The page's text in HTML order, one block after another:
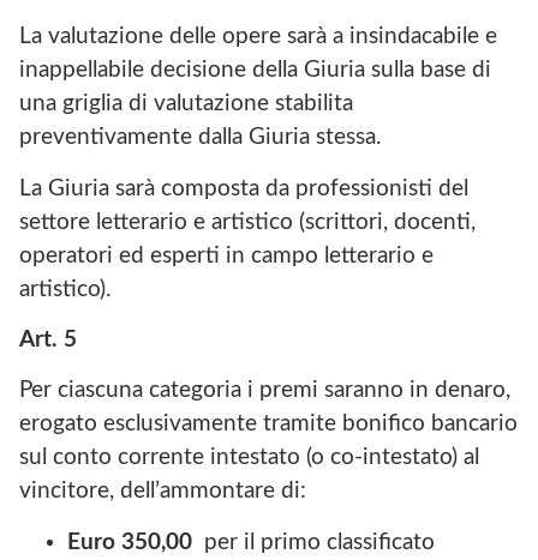
La valutazione delle opere sarà a insindacabile e
inappellabile decisione della Giuria sulla base di
una griglia di valutazione stabilita
preventivamente dalla Giuria stessa.
La Giuria sarà composta da professionisti del
settore letterario e artistico (scrittori, docenti,
operatori ed esperti in campo letterario e
artistico).
Art. 5
Per ciascuna categoria i premi saranno in denaro,
erogato esclusivamente tramite bonifico bancario
sul conto corrente intestato (o co-intestato) al
vincitore, dell’ammontare di:
Euro 350,00 per il primo classificato